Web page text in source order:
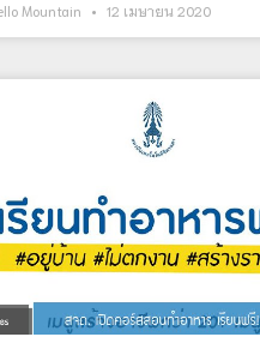
Mountain 12 เมษายน 2020